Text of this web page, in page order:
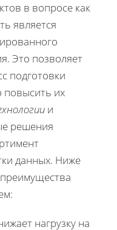
в вопросе как
является
Это позволяет
подготовки
повысить их
и
решения
данных. Ниже
нагрузку на